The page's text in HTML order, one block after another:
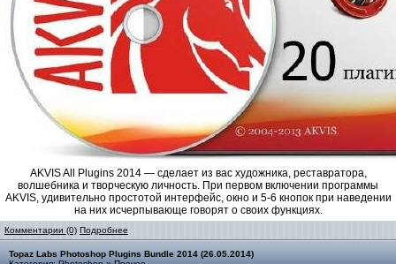
AKVIS All Plugins 2014 — сделает из вас художника, реставратора,
волшебника и творческую личность. При первом включении программы
AKVIS, удивительно простотой интерфейс, окно и 5-6 кнопок при наведении
на них исчерпывающе говорят о своих функциях.
Комментарии (0) Подробнее
Topaz Labs Photoshop Plugins Bundle 2014 (26.05.2014)